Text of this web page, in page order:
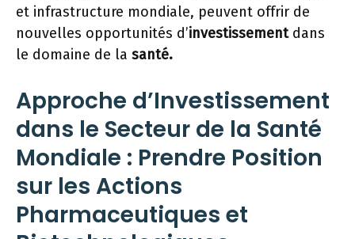
et infrastructure mondiale, peuvent offrir de
nouvelles opportunités d’investissementdans
le domaine de la santé.
Approche d’Investissement
dans le Secteur de la Santé
Mondiale : Prendre Position
sur les Actions
Pharmaceutiques et